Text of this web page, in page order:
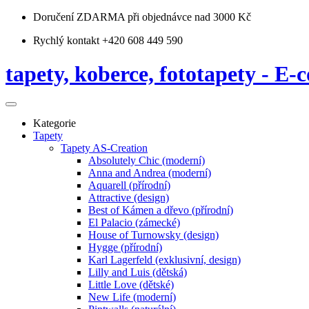
Doručení ZDARMA při objednávce nad 3000 Kč
Rychlý kontakt +420 608 449 590
tapety, koberce, fototapety - E-
Kategorie
Tapety
Tapety AS-Creation
Absolutely Chic (moderní)
Anna and Andrea (moderní)
Aquarell (přírodní)
Attractive (design)
Best of Kámen a dřevo (přírodní)
El Palacio (zámecké)
House of Turnowsky (design)
Hygge (přírodní)
Karl Lagerfeld (exklusivní, design)
Lilly and Luis (dětská)
Little Love (dětské)
New Life (moderní)